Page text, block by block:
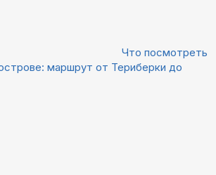
Что посмотреть
маршрут от Териберки до